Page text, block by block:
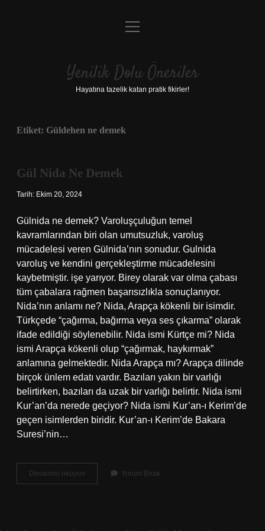
Anasayfa
Yasal Uyarı
menüyü
Yenilik Dolu Öneriler
Hayatına tazelik katan pratik fikirler!
Etiket: Güldehen ne demek
Gül Nida Ne Demek
Tarih: Ekim 20, 2024
Gülnida ne demek? Varoluşçuluğun temel
kavramlarından biri olan umutsuzluk, varoluş
mücadelesi veren Gülnida’nın sonudur. Gulnida
varoluş ve kendini gerçekleştirme mücadelesini
kaybetmiştir. işe yarıyor. Birey olarak var olma çabası
tüm çabalara rağmen başarısızlıkla sonuçlanıyor.
Nida’nın anlamı ne? Nida, Arapça kökenli bir isimdir.
Türkçede “çağırma, bağırma veya ses çıkarma” olarak
ifade edildiği söylenebilir. Nida ismi Kürtçe mi? Nida
ismi Arapça kökenli olup “çağırmak, haykırmak”
anlamına gelmektedir. Nida Arapça mı? Arapça dilinde
birçok ünlem edatı vardır. Bazıları yakın bir varlığı
belirtirken, bazıları da uzak bir varlığı belirtir. Nida ismi
Kur’an’da nerede geçiyor? Nida ismi Kur’an-ı Kerim’de
geçen isimlerden biridir. Kur’an-ı Kerim’de Bakara
Suresi’nin…
Devamını okuyun
Nida
Yorum Bırak